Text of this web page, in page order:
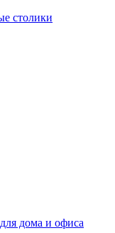
столики
дома и офиса